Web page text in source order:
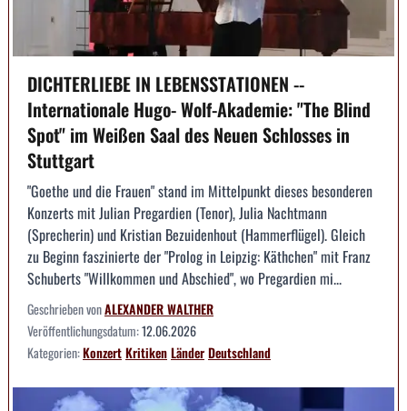
DICHTERLIEBE IN LEBENSSTATIONEN --
Internationale Hugo- Wolf-Akademie: "The Blind
Spot" im Weißen Saal des Neuen Schlosses in
Stuttgart
"Goethe und die Frauen" stand im Mittelpunkt dieses besonderen
Konzerts mit Julian Pregardien (Tenor), Julia Nachtmann
(Sprecherin) und Kristian Bezuidenhout (Hammerflügel). Gleich
zu Beginn faszinierte der "Prolog in Leipzig: Käthchen" mit Franz
Schuberts "Willkommen und Abschied", wo Pregardien mi...
Geschrieben vonALEXANDER WALTHER
Veröffentlichungsdatum:12.06.2026
Kategorien:KonzertKritikenLänderDeutschland